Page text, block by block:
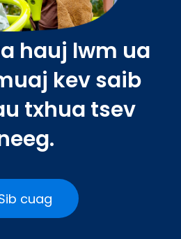
hauj lwm ua
kev saib
txhua tsev
cuag